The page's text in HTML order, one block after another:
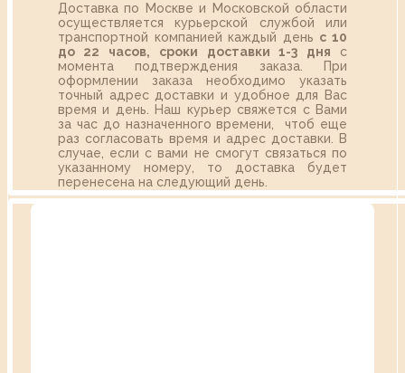
Доставка по Москве и Московской области
осуществляется курьерской службой или
транспортной компанией каждый день с 10
до 22 часов,
сроки доставки 1-3 дня с
момента подтверждения заказа. При
оформлении заказа необходимо указать
точный адрес доставки и удобное для Вас
время и день. Наш курьер свяжется с Вами
за час до назначенного времени, чтоб еще
раз согласовать время и адрес доставки. В
случае, если с вами не смогут связаться по
указанному номеру, то доставка будет
перенесена на следующий день.